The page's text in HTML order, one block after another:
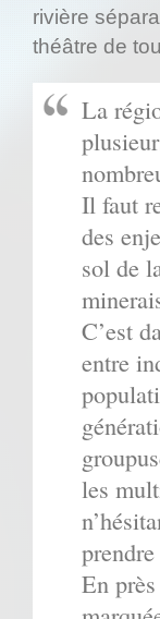
rivière
théâtre de
La
Il faut
des
sol de
C’est
entre
les
En